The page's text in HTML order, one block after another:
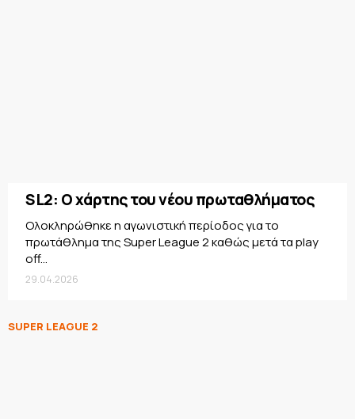
SL2: Ο χάρτης του νέου πρωταθλήματος
Oλοκληρώθηκε η αγωνιστική περίοδος για το
πρωτάθλημα της Super League 2 καθώς μετά τα play
off...
29.04.2026
SUPER LEAGUE 2